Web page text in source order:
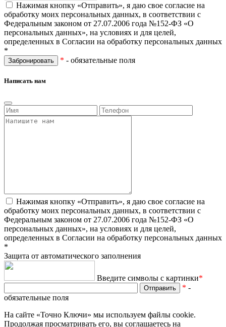
Нажимая кнопку «Отправить», я даю свое согласие на
обработку моих персональных данных, в соответствии с
Федеральным законом от 27.07.2006 года №152-ФЗ «О
персональных данных», на условиях и для целей,
определенных в Согласии на обработку персональных данных
*
* - обязательные поля
Написать нам
Нажимая кнопку «Отправить», я даю свое согласие на
обработку моих персональных данных, в соответствии с
Федеральным законом от 27.07.2006 года №152-ФЗ «О
персональных данных», на условиях и для целей,
определенных в Согласии на обработку персональных данных
*
Защита от автоматического заполнения
Введите символы с картинки*
* -
обязательные поля
На сайте «Точно Ключи» мы используем файлы cookie.
Продолжая просматривать его, вы соглашаетесь на